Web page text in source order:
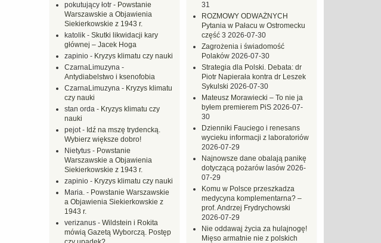
31
ROZMOWY ODWAŻNYCH
Pytania w Pałacu w Ostromecku
część 3 2026-07-30
Zagrożenia i świadomość
Polaków 2026-07-30
Strategia dla Polski. Debata: dr
Piotr Napierała kontra dr Leszek
Sykulski 2026-07-30
Mateusz Morawiecki – To nie ja
byłem premierem PiS 2026-07-
30
Dzienniki Fauciego i renesans
wycieku informacji z laboratoriów
2026-07-29
Najnowsze dane obalają panikę
dotyczącą pożarów lasów 2026-
07-29
Komu w Polsce przeszkadza
medycyna komplementarna? –
prof. Andrzej Frydrychowski
2026-07-29
Nie oddawaj życia za hulajnogę!
Mięso armatnie nie z polskich
pokutujący łotr - Powstanie
Warszawskie a Objawienia
Siekierkowskie z 1943 r.
katolik - Skutki likwidacji kary
głównej – Jacek Hoga
zapinio - Kryzys klimatu czy nauki
CzarnaLimuzyna -
Antydiabelstwo i ksenofobia
CzarnaLimuzyna - Kryzys klimatu
czy nauki
stan orda - Kryzys klimatu czy
nauki
pejot- Idź na mszę trydencką.
Wybierz większe dobro!
Nietytus - Powstanie
Warszawskie a Objawienia
Siekierkowskie z 1943 r.
zapinio - Kryzys klimatu czy nauki
Maria. - Powstanie Warszawskie
a Objawienia Siekierkowskie z
1943 r.
verizanus - Wildstein i Rokita
mówią Gazetą Wyborczą. Postęp